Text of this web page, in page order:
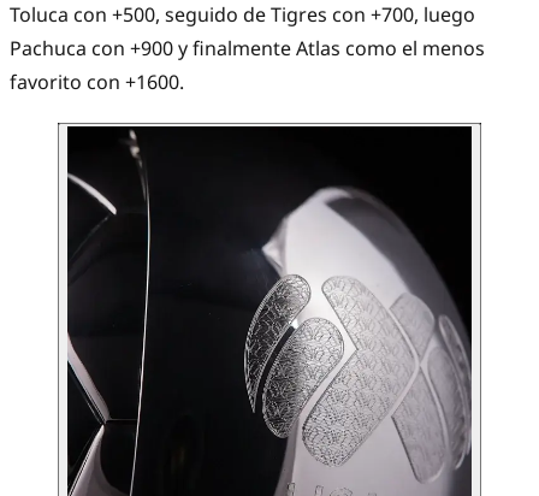
Toluca con +500, seguido de Tigres con +700, luego
Pachuca con +900 y finalmente Atlas como el menos
favorito con +1600.